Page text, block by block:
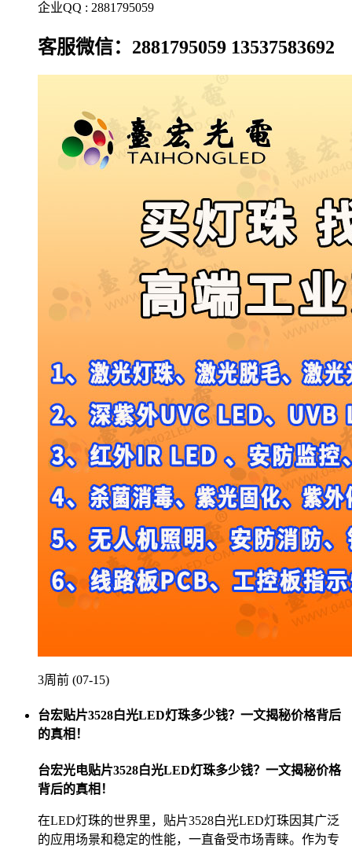
企业QQ : 2881795059
客服微信：2881795059 13537583692
3周前 (07-15)
台宏贴片3528白光LED灯珠多少钱？一文揭秘价格背后
的真相！
台宏光电贴片3528白光LED灯珠多少钱？一文揭秘价格
背后的真相！
在LED灯珠的世界里，贴片3528白光LED灯珠因其广泛
的应用场景和稳定的性能，一直备受市场青睐。作为专